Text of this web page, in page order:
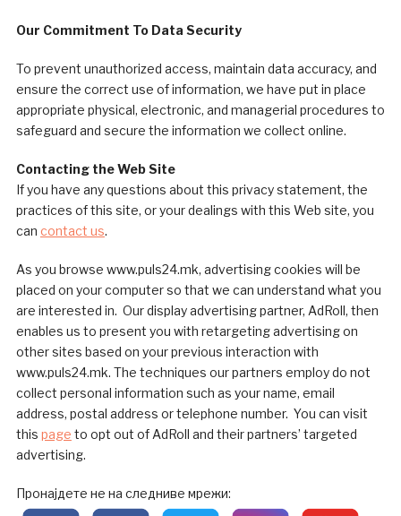
Our Commitment To Data Security
To prevent unauthorized access, maintain data accuracy, and
ensure the correct use of information, we have put in place
appropriate physical, electronic, and managerial procedures to
safeguard and secure the information we collect online.
Contacting the Web Site
If you have any questions about this privacy statement, the
practices of this site, or your dealings with this Web site, you
can contact us.
As you browse www.puls24.mk, advertising cookies will be
placed on your computer so that we can understand what you
are interested in. Our display advertising partner, AdRoll, then
enables us to present you with retargeting advertising on
other sites based on your previous interaction with
www.puls24.mk. The techniques our partners employ do not
collect personal information such as your name, email
address, postal address or telephone number. You can visit
this page to opt out of AdRoll and their partners’ targeted
advertising.
Пронајдете не на следниве мрежи: